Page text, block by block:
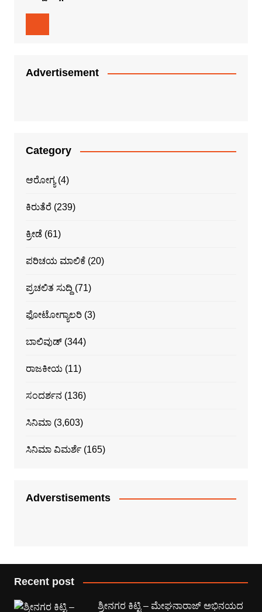
Advertisement
Category
ಆರೋಗ್ಯ(4)
ಕಿರುತೆರೆ(239)
ಕ್ರೀಡೆ(61)
ಪರಿಚಯ ಮಾಲಿಕೆ(20)
ಪ್ರಚಲಿತ ಸುದ್ದಿ (71)
ಫೋಟೋಗ್ಯಾಲರಿ(3)
ಬಾಲಿವುಡ್(344)
ರಾಜಕೀಯ(11)
ಸಂದರ್ಶನ (136)
ಸಿನಿಮಾ(3,603)
ಸಿನಿಮಾ ವಿಮರ್ಶೆ(165)
Adverstisements
Recent post
ಶ್ರೀನಗರ ಕಿಟ್ಟಿ – ಮೇಘನಾರಾಜ್ ಅಭಿನಯದ